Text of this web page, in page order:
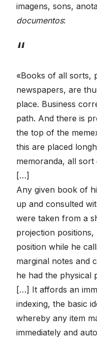
imagens, sons,
documentos:
«Books of all sorts,
newspapers, are
place. Business
path. And there is
the top of the
this are placed
memoranda, all sort
[…]
Any given book of
up and consulted
were taken from a
projection
position while he
marginal notes and
he had the physical
[…] It affords an
indexing, the basic
whereby any item
immediately and